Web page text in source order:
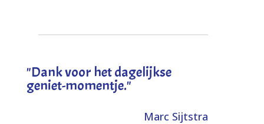
"Dank voor het dagelijkse
geniet-momentje."
Marc Sijtstra